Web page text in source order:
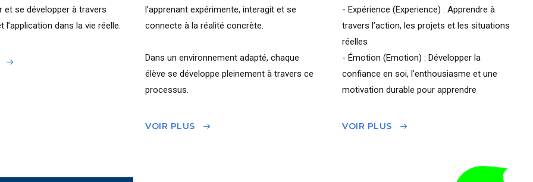
et se développer à travers
l’application dans la vie réelle.
l’apprenant expérimente, interagit et se
connecte à la réalité concrète.
Dans un environnement adapté, chaque
élève se développe pleinement à travers ce
processus.
VOIR PLUS
- Expérience (Experience) : Apprendre à
travers l’action, les projets et les situations
réelles
- Émotion (Emotion) : Développer la
confiance en soi, l’enthousiasme et une
motivation durable pour apprendre
VOIR PLUS